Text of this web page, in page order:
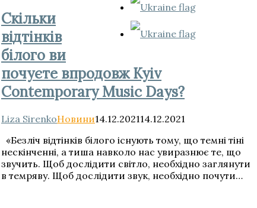
для:
Скільки
відтінків
білого ви
почуєте впродовж Kyiv
Contemporary Music Days?
Liza SirenkoНовини14.12.202114.12.2021
«Безліч відтінків білого існують тому, що темні тіні
нескінченні, а тиша навколо нас увиразнює те, що
звучить. Щоб дослідити світло, необхідно заглянути
в темряву. Щоб дослідити звук, необхідно почути…